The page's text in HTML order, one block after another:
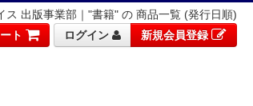
ス 出版事業部｜"書籍" の 商品一覧 (発行日順)
ト
ログイン 新規会員登録